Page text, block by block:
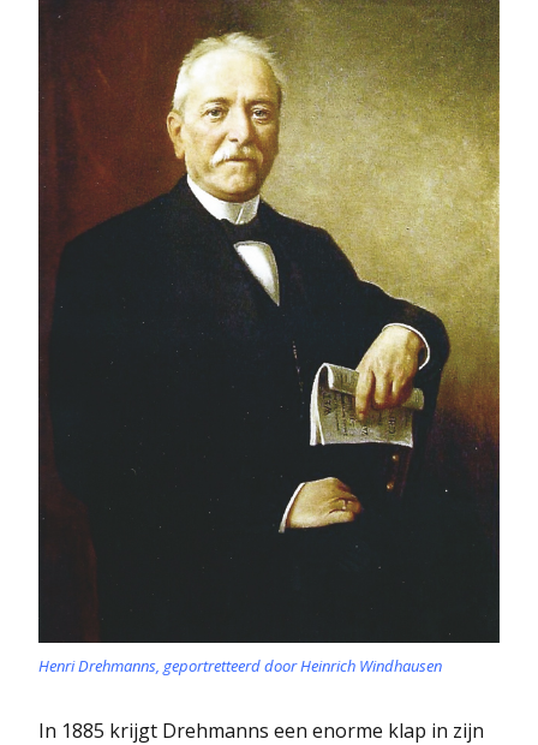
Henri Drehmanns, geportretteerd door Heinrich Windhausen
In 1885 krijgt Drehmanns een enorme klap in zijn